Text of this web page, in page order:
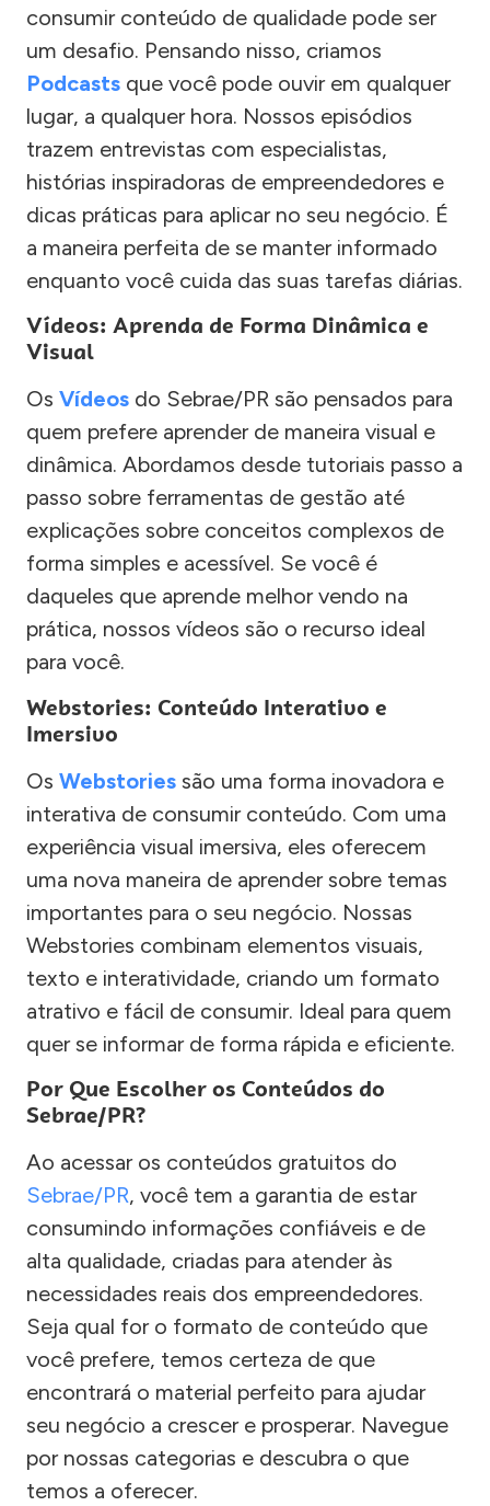
consumir conteúdo de qualidade pode ser
um desafio. Pensando nisso, criamos
Podcasts que você pode ouvir em qualquer
lugar, a qualquer hora. Nossos episódios
trazem entrevistas com especialistas,
histórias inspiradoras de empreendedores e
dicas práticas para aplicar no seu negócio. É
a maneira perfeita de se manter informado
enquanto você cuida das suas tarefas diárias.
Vídeos: Aprenda de Forma Dinâmica e
Visual
Os Vídeos do Sebrae/PR são pensados para
quem prefere aprender de maneira visual e
dinâmica. Abordamos desde tutoriais passo a
passo sobre ferramentas de gestão até
explicações sobre conceitos complexos de
forma simples e acessível. Se você é
daqueles que aprende melhor vendo na
prática, nossos vídeos são o recurso ideal
para você.
Webstories: Conteúdo Interativo e
Imersivo
Os Webstories são uma forma inovadora e
interativa de consumir conteúdo. Com uma
experiência visual imersiva, eles oferecem
uma nova maneira de aprender sobre temas
importantes para o seu negócio. Nossas
Webstories combinam elementos visuais,
texto e interatividade, criando um formato
atrativo e fácil de consumir. Ideal para quem
quer se informar de forma rápida e eficiente.
Por Que Escolher os Conteúdos do
Sebrae/PR?
Ao acessar os conteúdos gratuitos do
Sebrae/PR, você tem a garantia de estar
consumindo informações confiáveis e de
alta qualidade, criadas para atender às
necessidades reais dos empreendedores.
Seja qual for o formato de conteúdo que
você prefere, temos certeza de que
encontrará o material perfeito para ajudar
seu negócio a crescer e prosperar. Navegue
por nossas categorias e descubra o que
temos a oferecer.